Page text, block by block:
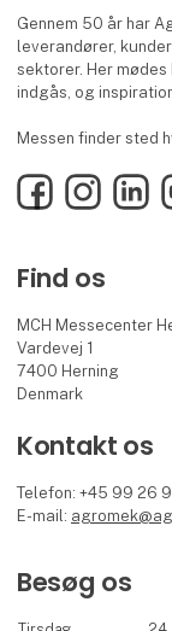
Gennem 50 år har
leverandører,
sektorer. Her
indgås, og
Messen finder sted
FacebookInstagramLinkedIn
Find os
MCH Messecenter
Vardevej 1
7400 Herning
Denmark
Kontakt os
Telefon: +45 99 26
E-mail:
Besøg os